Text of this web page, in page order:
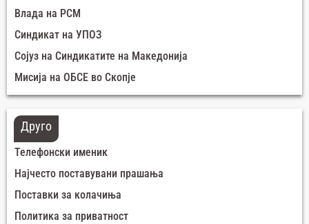
Влада на РСМ
Синдикат на УПОЗ
Сојуз на Синдикатите на Македонија
Мисија на ОБСЕ во Скопје
Друго
Телефонски именик
Најчесто поставувани прашања
Поставки за колачиња
Политика за приватност